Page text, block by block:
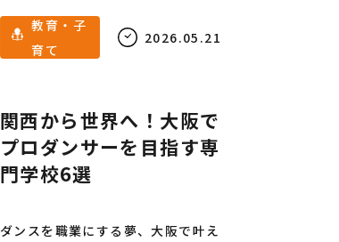
教育・子
育て
2026.05.21
関西から世界へ！大阪で
プロダンサーを目指す専
門学校6選
ダンスを職業にする夢、大阪で叶え